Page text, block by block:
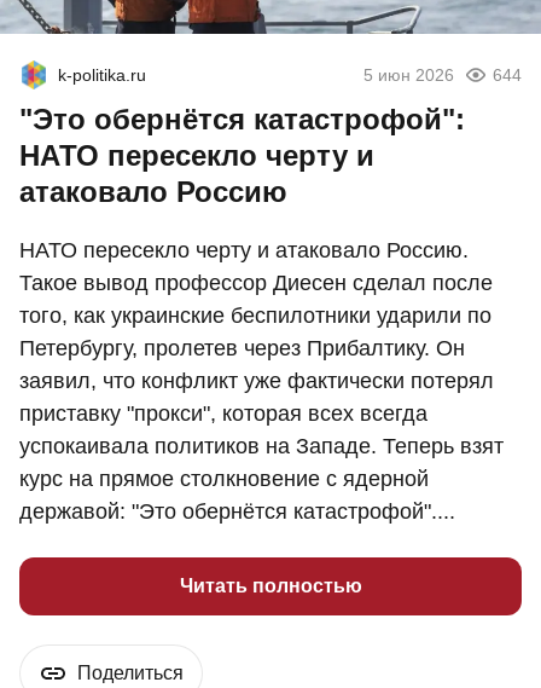
k-politika.ru 5 июн 2026 644
"Это обернётся катастрофой":
НАТО пересекло черту и
атаковало Россию
НАТО пересекло черту и атаковало Россию.
Такое вывод профессор Диесен сделал после
того, как украинские беспилотники ударили по
Петербургу, пролетев через Прибалтику. Он
заявил, что конфликт уже фактически потерял
приставку "прокси", которая всех всегда
успокаивала политиков на Западе. Теперь взят
курс на прямое столкновение с ядерной
державой: "Это обернётся катастрофой"....
Читать полностью
Поделиться